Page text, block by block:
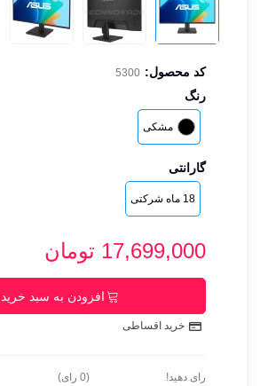
کد محصول: 5300
رنگ
مشکی
گارانتی
18 ماه شرکتی
17,699,000 تومان
افزودن به سبد خرید
خرید اقساطی
رای دهید! (
0 رای)